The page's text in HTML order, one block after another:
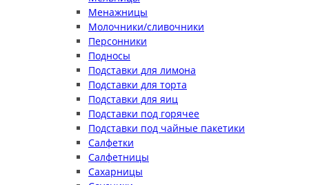
Менажницы
Молочники/сливочники
Персонники
Подносы
Подставки для лимона
Подставки для торта
Подставки для яиц
Подставки под горячее
Подставки под чайные пакетики
Салфетки
Салфетницы
Сахарницы